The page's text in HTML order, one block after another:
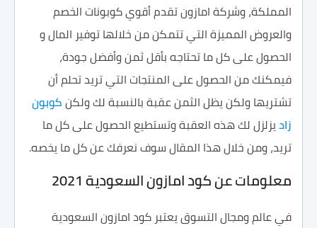
المملكة، وشركة امازون تقدم أقوي كوبونات الخصم
والعروض المميزة التي تتمكن من خلالها توفير المال و
الحصول على كل ما تحتاجه بأقل ثمن وأفضل جودة،
فيمكنك من الحصول على المنتجات التي تريد تحلم أن
تشتريها ولكن يظل الثمن عقبة بالنسبة لك ولكنكوبون
زاديزلزل لك هذه العقبة وتستطيع الحصول على كل ما
تريد، ومن خلال هذا المقال سوف نعرفك عن كل ما يخصه.
معلومات عن كود امازون السعودية 2021
في عالم ومجال التسوق يعتبر كود امازون السعودية